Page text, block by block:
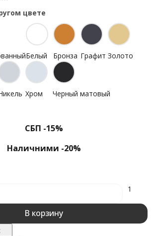
цвете
Белый Бронза Графит Золото
Хром
Черный матовый
СБП -15%
Наличними -20%
1
В корзину